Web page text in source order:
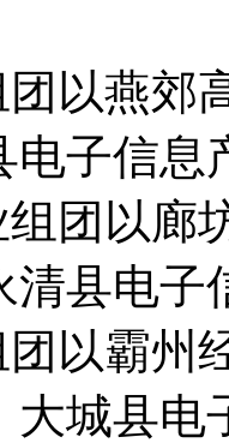
以燕郊
电子信息
团以廊
清县电子
以霸州
大城县电